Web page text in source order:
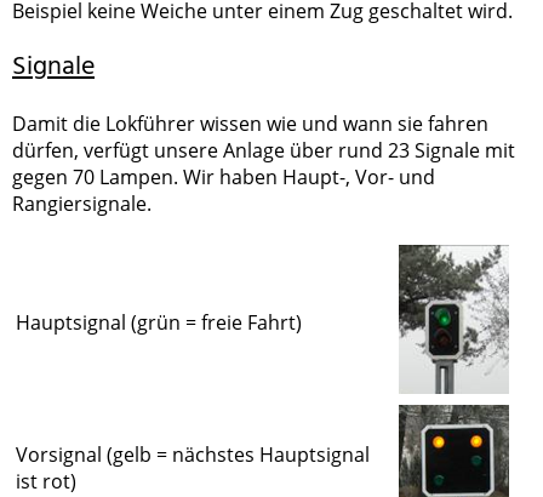
Beispiel keine Weiche unter einem Zug geschaltet wird.
Signale
Damit die Lokführer wissen wie und wann sie fahren
dürfen, verfügt unsere Anlage über rund 23 Signale mit
gegen 70 Lampen. Wir haben Haupt-, Vor- und
Rangiersignale.
Hauptsignal (grün = freie Fahrt)
Vorsignal (gelb = nächstes Hauptsignal
ist rot)